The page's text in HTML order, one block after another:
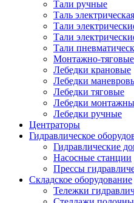
Тали ручные
Таль
Тали
Тали
Тали
Монтажно-
Лебедки крановые
Лебедки
Лебедки тяговые
Лебедки
Лебедки ручные
Центраторы
Гидравлическое
Гидравлические
Насосные станции
Прессы
Складское оборудование
Тележки